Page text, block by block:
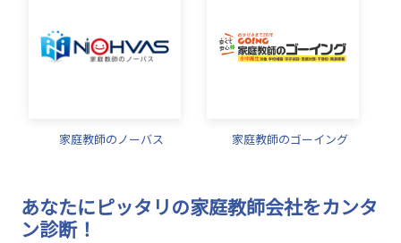
家庭教師のノーバス 家庭教師のゴーイング
あなたにピッタリの家庭教師会社をカンタ
ン診断！